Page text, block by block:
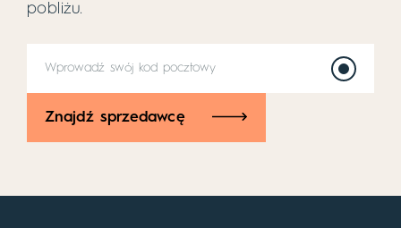
pobliżu.
Znajdź sprzedawcę